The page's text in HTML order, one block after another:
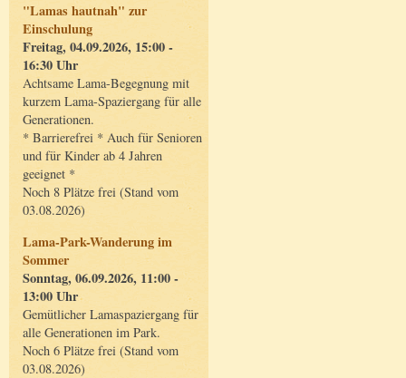
"Lamas hautnah" zur
Einschulung
Freitag, 04.09.2026, 15:00 -
16:30 Uhr
Achtsame Lama-Begegnung mit
kurzem Lama-Spaziergang für alle
Generationen.
* Barrierefrei * Auch für Senioren
und für Kinder ab 4 Jahren
geeignet *
Noch 8 Plätze frei (Stand vom
03.08.2026)
Lama-Park-Wanderung im
Sommer
Sonntag, 06.09.2026, 11:00 -
13:00 Uhr
Gemütlicher Lamaspaziergang für
alle Generationen im Park.
Noch 6 Plätze frei (Stand vom
03.08.2026)